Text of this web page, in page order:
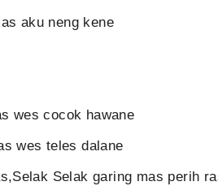
aku neng kene
wes cocok hawane
wes teles dalane
Selak garing mas perih